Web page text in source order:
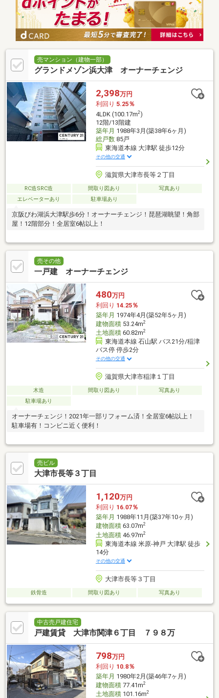
売マンション（建物一部）
グランドメゾン浜大津 オーナーチェンジ
2,398万円
利回り 5.25％
4LDK (100.17m2)
12階/13階建
築年月 1988年3月(築38年6ヶ月)
総戸数85戸
東海道本線 大津駅 徒歩12分
その他の交通
滋賀県大津市長等２丁目
RC造SRC造 間取り図あり
写真あり
エレベーターあり
駐車場あり
京阪びわ湖浜大津駅歩6分！オーナーチェンジ！琵琶湖眺望！角部
屋！12階部分！全居室6帖以上！
売その他
一戸建 オーナーチェンジ
480万円
利回り 14.25％
築年月 1974年4月(築52年5ヶ月)
建物面積53.24m2
土地面積60.82m2
東海道本線 石山駅 バス21分/稲津
バス停 停歩2分
その他の交通
滋賀県大津市稲津１丁目
木造 間取り図あり
写真あり
駐車場あり
オーナーチェンジ！2021年一部リフォーム済！全居室6帖以上！
駐車場有！コンビニ近く便利！
売ビル
大津市長等３丁目
1,120万円
利回り 16.07％
築年月 1988年11月(築37年10ヶ月)
建物面積63.07m2
土地面積46.97m2
東海道本線 米原-神戸 大津駅 徒歩
14分
その他の交通
大津市長等３丁目
鉄骨造 間取り図あり 写真あり
中古売戸建住宅
戸建賃貸 大津市関津６丁目 ７９８万
798万円
利回り 10.8％
築年月 1980年2月(築46年7ヶ月)
建物面積77.41m2
土地面積101.16m2